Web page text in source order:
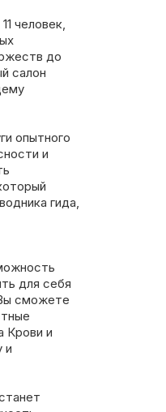
человек,
до
салон
опытного
и
гида,
для себя
сможете
Крови и
и